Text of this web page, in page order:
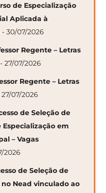
de Especialização
Aplicada à
- 30/07/2026
Regente – Letras
- 27/07/2026
Regente – Letras
27/07/2026
de Seleção de
em
– Vagas
2026
de Seleção de
Nead vinculado ao